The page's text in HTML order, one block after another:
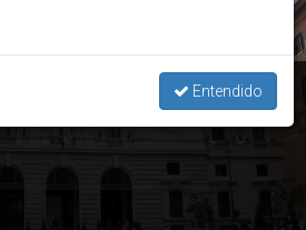
Mensaje del Papa en el Congreso
Entendido